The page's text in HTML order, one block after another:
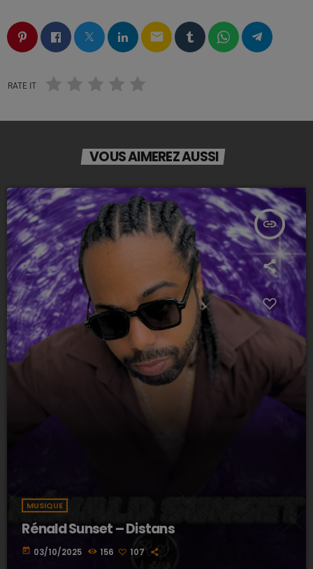
email
RATE IT
VOUS AIMEREZ AUSSI
insert_link
MUSIQUE
Rénald Sunset – Distans
today 03/10/2025 156 107